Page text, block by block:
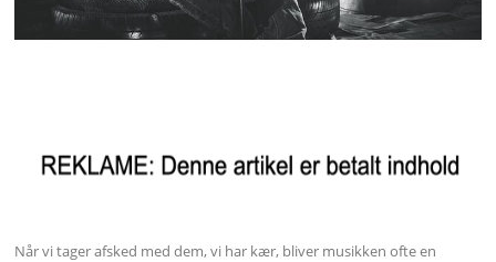
Når vi tager afsked med dem, vi har kær, bliver musikken ofte en